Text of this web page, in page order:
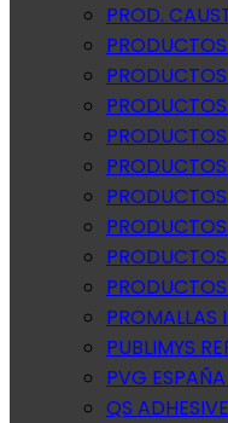
PROD.
PROMALLAS
PUBLIMYS
PVG
QS